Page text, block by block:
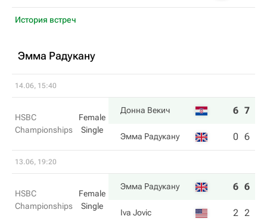
История встреч
Эмма Радукану
14.06, 15:40
HSBC
Championships
Female
Single
Донна Векич 6 7
Эмма Радукану 0 6
13.06, 19:20
HSBC
Championships
Female
Single
Эмма Радукану 6 6
Iva Jovic 2 2